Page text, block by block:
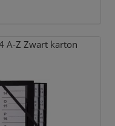
A-Z Zwart karton